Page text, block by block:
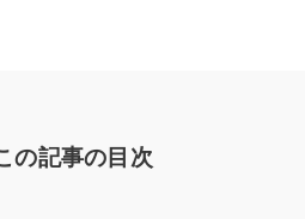
の記事の目次